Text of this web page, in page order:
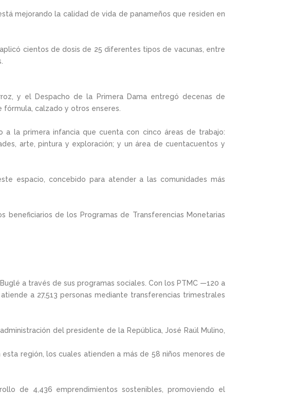
mejorando la calidad de vida de panameños que residen en
cientos de dosis de 25 diferentes tipos de vacunas, entre
y el Despacho de la Primera Dama entregó decenas de
fórmula, calzado y otros enseres.
la primera infancia que cuenta con cinco áreas de trabajo:
arte, pintura y exploración; y un área de cuentacuentos y
espacio, concebido para atender a las comunidades más
beneficiarios de los Programas de Transferencias Monetarias
a través de sus programas sociales. Con los PTMC —120 a
a 27,513 personas mediante transferencias trimestrales
del presidente de la República, José Raúl Mulino,
región, los cuales atienden a más de 58 niños menores de
de 4,436 emprendimientos sostenibles, promoviendo el